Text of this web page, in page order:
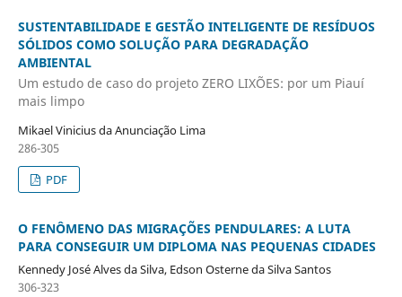
SUSTENTABILIDADE E GESTÃO INTELIGENTE DE RESÍDUOS
SÓLIDOS COMO SOLUÇÃO PARA DEGRADAÇÃO
AMBIENTAL
Um estudo de caso do projeto ZERO LIXÕES: por um Piauí
mais limpo
Mikael Vinicius da Anunciação Lima
286-305
PDF
O FENÔMENO DAS MIGRAÇÕES PENDULARES: A LUTA
PARA CONSEGUIR UM DIPLOMA NAS PEQUENAS CIDADES
Kennedy José Alves da Silva, Edson Osterne da Silva Santos
306-323